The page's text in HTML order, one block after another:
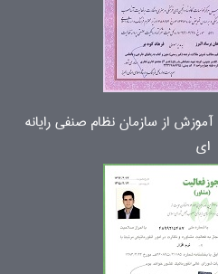
از سازمان نظام صنفی رایانه
ای